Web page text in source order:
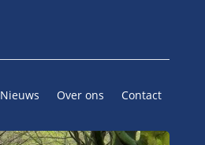
Nieuws Over ons Contact